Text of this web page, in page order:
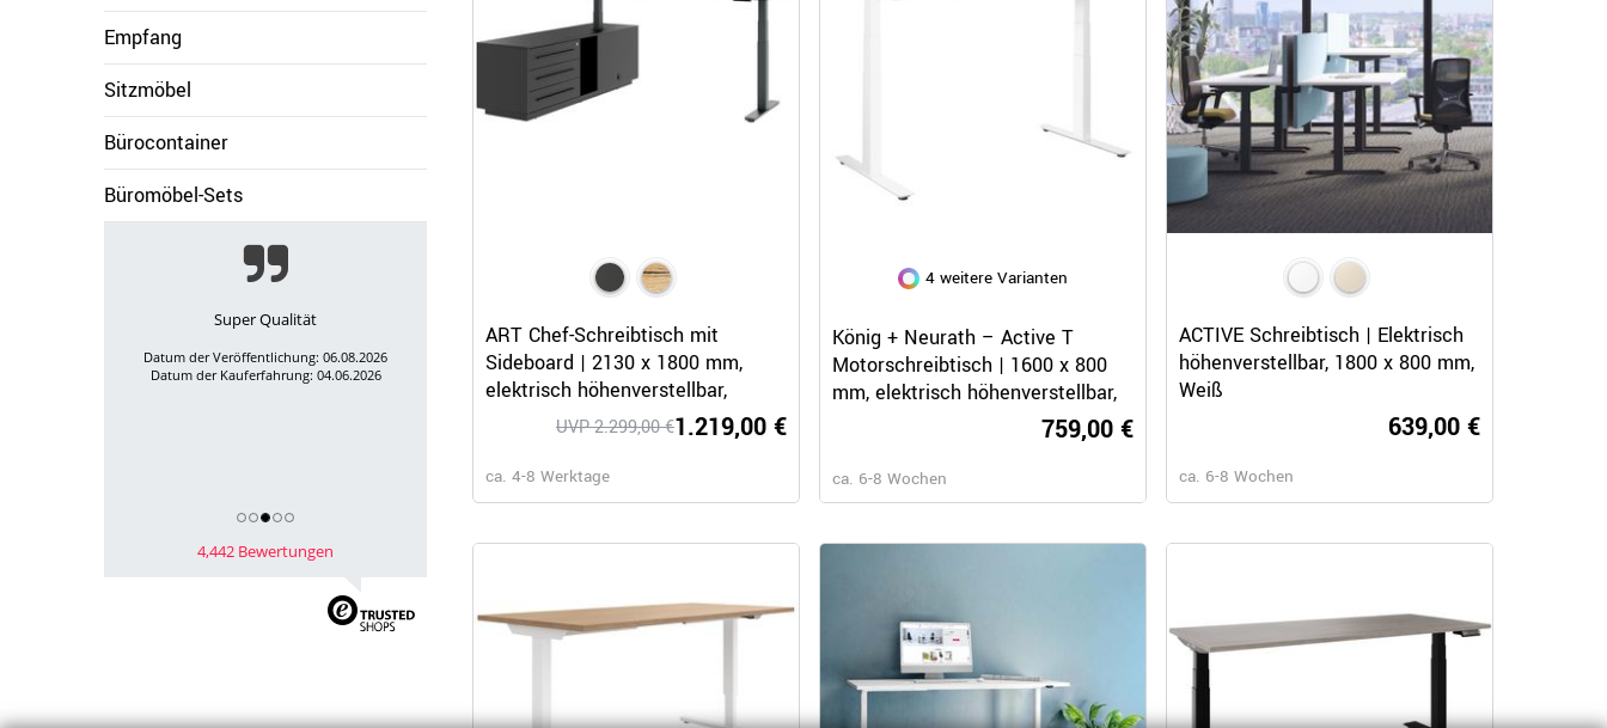
Empfang
Sitzmöbel
Bürocontainer
Büromöbel-Sets
Guter Kundendienst!
Datum der Veröffentlichung: 06.08.2026
Datum der Kauferfahrung: 07.06.2026
4,442 Bewertungen
ART Chef-Schreibtisch mit
Sideboard | 2130 x 1800 mm,
elektrisch höhenverstellbar,
Dunkelgrau
1.219,00 €
UVP 2.299,00 €
ca. 4-8 Werktage
4 weitere Varianten
König + Neurath – Active T
Motorschreibtisch | 1600 x 800
mm, elektrisch höhenverstellbar,
759,00 €
ca. 6-8 Wochen
ACTIVE Schreibtisch | Elektrisch
höhenverstellbar, 1800 x 800 mm,
Weiß
639,00 €
ca. 6-8 Wochen